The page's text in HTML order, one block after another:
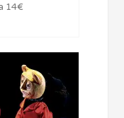
14€